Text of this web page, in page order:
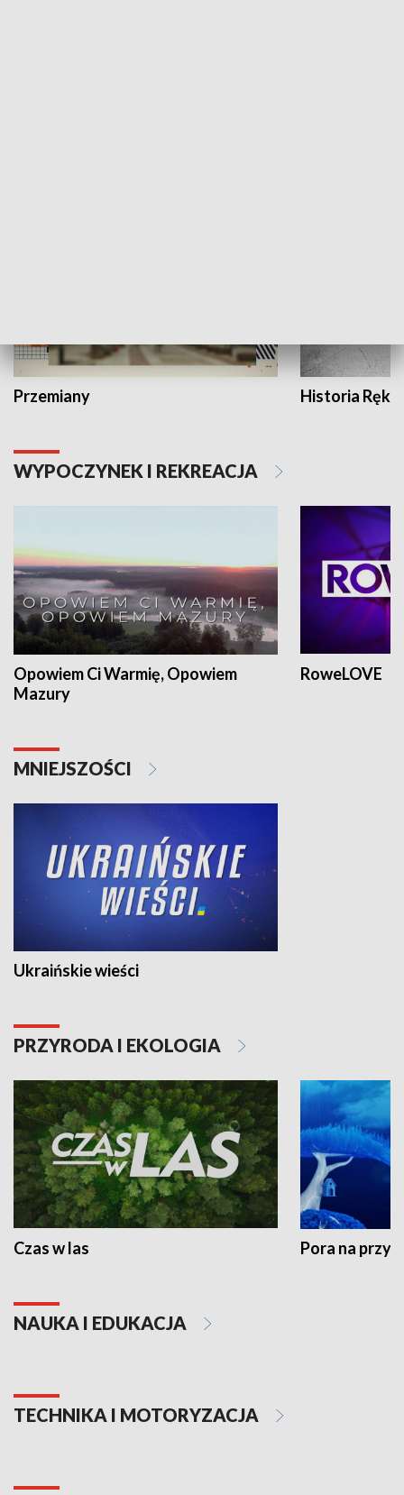
Przemiany Historia Ręką
WYPOCZYNEK I REKREACJA
Opowiem Ci Warmię, Opowiem
Mazury
RoweLOVE
MNIEJSZOŚCI
Ukraińskie wieści
PRZYRODA I EKOLOGIA
Czas w las Pora na
NAUKA I EDUKACJA
TECHNIKA I MOTORYZACJA